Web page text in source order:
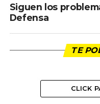
Siguen los
Defensa
TE
CLICK